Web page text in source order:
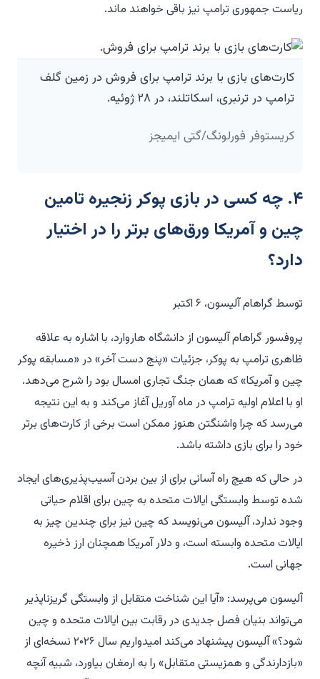
ریاست جمهوری ترامپ نیز باقی خواهند ماند.
کارت‌های بازی با برند ترامپ برای فروش در زمین گلف
ترامپ در ترنبری، اسکاتلند، در ۲۸ ژوئیه.
کریستوفر فورلونگ/گتی ایمیجز
۴. چه کسی در بازی پوکر زنجیره تامین
چین و آمریکا ورق‌های برتر را در اختیار
دارد؟
توسط گراهام آلیسون، ۶ اکتبر
پروفسور گراهام آلیسون از دانشگاه هاروارد، با اشاره به علاقه
ظاهری ترامپ به پوکر، جزئیات «پنج دست آخر» در «مسابقه پوکر
چین و آمریکا» که همان جنگ تجاری امسال بود را شرح می‌دهد.
او با اعلام اولیه ترامپ در ماه آوریل آغاز می‌کند و به این نتیجه
می‌رسد که چرا واشنگتن هنوز ممکن است برخی از کارت‌های برتر
خود را برای بازی داشته باشد.
در حالی که هیچ راه آسانی برای از بین بردن آسیب‌پذیری‌های ایجاد
شده توسط وابستگی ایالات متحده به چین برای اقلام حیاتی
وجود ندارد، آلیسون می‌نویسد که چین نیز برای چندین چیز به
ایالات متحده وابسته است، و دلار آمریکا همچنان ارز ذخیره
جهانی است.
آلیسون می‌پرسد: «آیا این شناخت متقابل از وابستگی گریزناپذیر
می‌تواند بنیان فصل جدیدی در رقابت بین ایالات متحده و چین
شود؟» آلیسون پیشنهاد می‌کند امیدواریم سال ۲۰۲۶ نسخه‌ای از
«بازدارندگی و همزیستی متقابل» را به ارمغان بیاورد، شبیه آنچه